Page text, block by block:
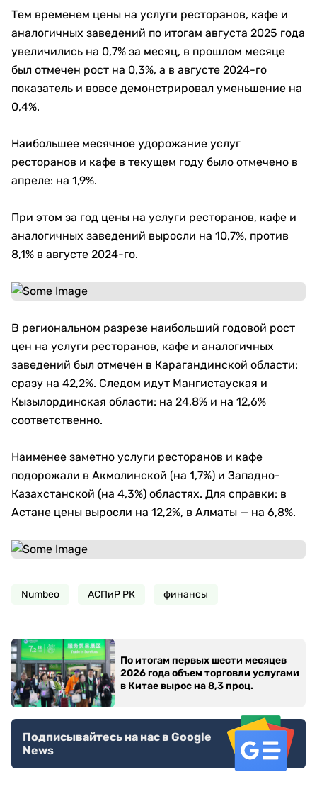
Тем временем цены на услуги ресторанов, кафе и
аналогичных заведений по итогам августа 2025 года
увеличились на 0,7% за месяц, в прошлом месяце
был отмечен рост на 0,3%, а в августе 2024-го
показатель и вовсе демонстрировал уменьшение на
0,4%.
Наибольшее месячное удорожание услуг
ресторанов и кафе в текущем году было отмечено в
апреле: на 1,9%.
При этом за год цены на услуги ресторанов, кафе и
аналогичных заведений выросли на 10,7%, против
8,1% в августе 2024-го.
В региональном разрезе наибольший годовой рост
цен на услуги ресторанов, кафе и аналогичных
заведений был отмечен в Карагандинской области:
сразу на 42,2%. Следом идут Мангистауская и
Кызылординская области: на 24,8% и на 12,6%
соответственно.
Наименее заметно услуги ресторанов и кафе
подорожали в Акмолинской (на 1,7%) и Западно-
Казахстанской (на 4,3%) областях. Для справки: в
Астане цены выросли на 12,2%, в Алматы — на 6,8%.
Numbeo АСПиР РК финансы
По итогам первых шести месяцев
2026 года объем торговли услугами
в Китае вырос на 8,3 проц.
Подписывайтесь на нас в Google
News